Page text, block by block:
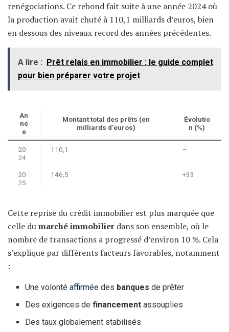
renégociations. Ce rebond fait suite à une année 2024 où
la production avait chuté à 110,1 milliards d’euros, bien
en dessous des niveaux record des années précédentes.
A lire :
Prêt relais en immobilier : le guide complet
pour bien préparer votre projet
An
né
e
Montant total des prêts (en
milliards d’euros)
Évolutio
n (%)
20
24
110,1 –
20
25
146,5 +33
Cette reprise du crédit immobilier est plus marquée que
celle dumarché immobilier dans son ensemble, où le
nombre de transactions a progressé d’environ 10 %. Cela
s’explique par différents facteurs favorables, notamment
:
Une volontéaffirmée des banques de prêter
Des exigences definancement assouplies
Des taux globalement stabilisés